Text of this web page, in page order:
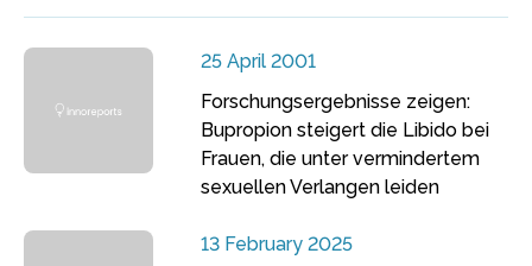
25 April 2001
Forschungsergebnisse zeigen:
Bupropion steigert die Libido bei
Frauen, die unter vermindertem
sexuellen Verlangen leiden
13 February 2025